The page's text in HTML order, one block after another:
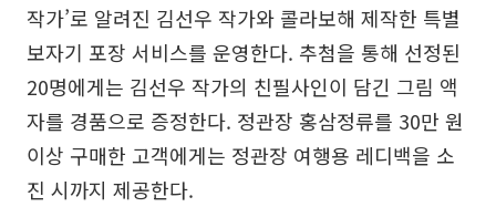
작가’로 알려진 김선우 작가와 콜라보해 제작한 특별
보자기 포장 서비스를 운영한다. 추첨을 통해 선정된
20명에게는 김선우 작가의 친필사인이 담긴 그림 액
자를 경품으로 증정한다. 정관장 홍삼정류를 30만 원
이상 구매한 고객에게는 정관장 여행용 레디백을 소
진 시까지 제공한다.